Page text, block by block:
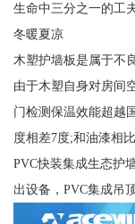
生命中三分之一的工
冬暖夏凉
木塑护墙板是属于不
由于木塑自身对房间
门检测保温效能超越
度相差7度;和油漆相
PVC快装集成生态护
出设备，PVC集成吊